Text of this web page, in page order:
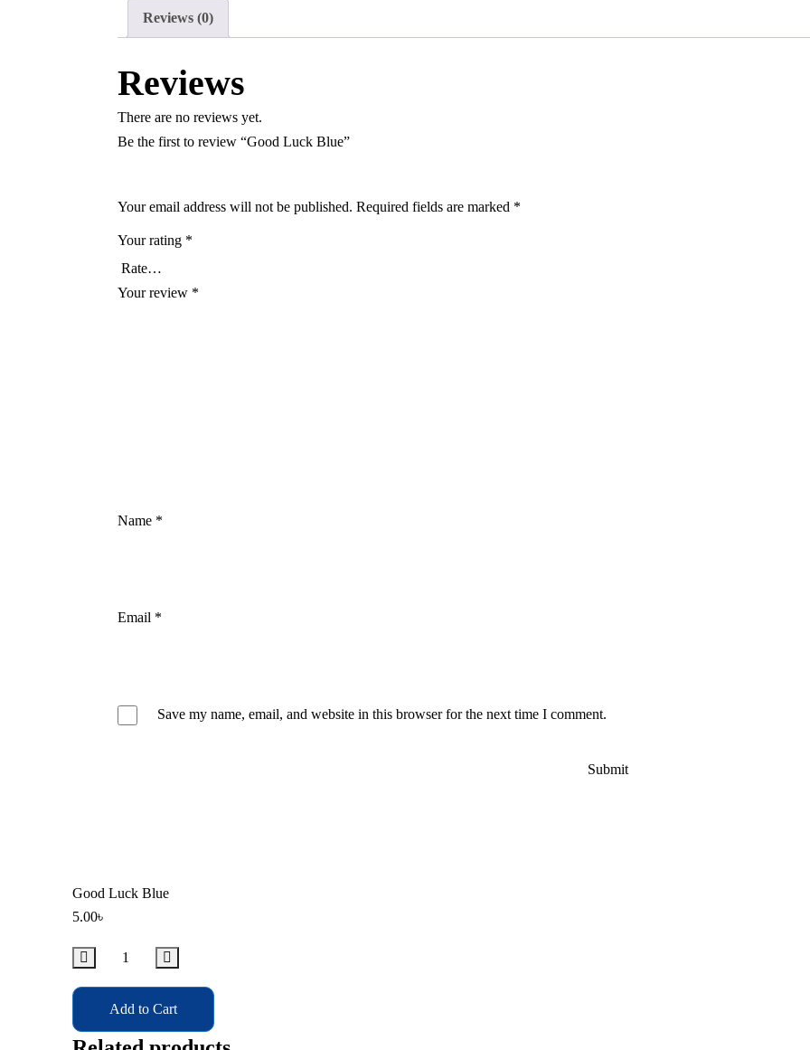
Reviews (0)
Reviews
There are no reviews yet.
Be the first to review “Good Luck Blue”
Your email address will not be published. Required fields are marked *
Your rating *
Your review *
Name *
Email *
Save my name, email, and website in this browser for the next time I comment.
Good Luck Blue
5.00৳
Add to Cart